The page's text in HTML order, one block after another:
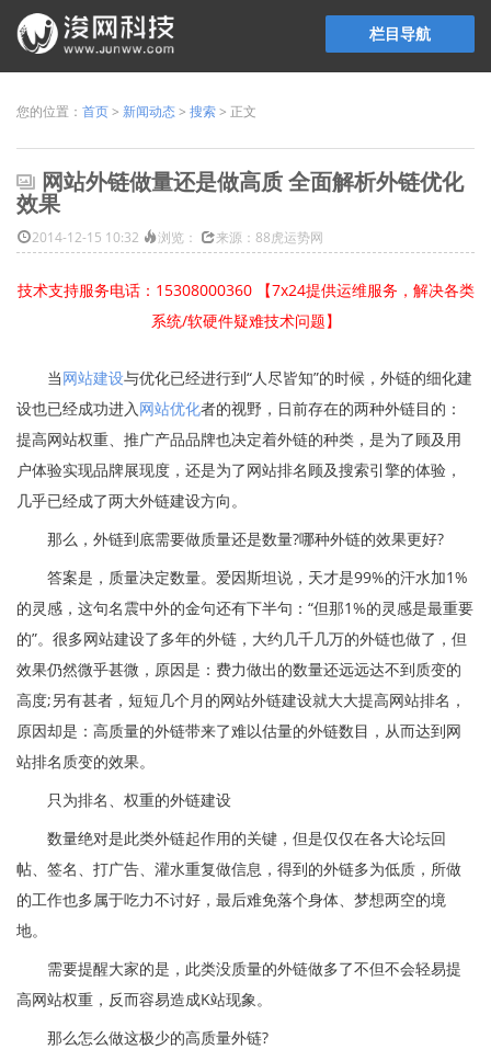
栏目导航
您的位置： 首页> 新闻动态> 搜索> 正文
网站外链做量还是做高质 全面解析外链优化
效果
2014-12-15 10:32 浏览： 来源：88虎运势网
技术支持服务电话：15308000360 【7x24提供运维服务，解决各类
系统/软硬件疑难技术问题】
当网站建设与优化已经进行到“人尽皆知”的时候，外链的细化建
设也已经成功进入网站优化者的视野，日前存在的两种外链目的：
提高网站权重、推广产品品牌也决定着外链的种类，是为了顾及用
户体验实现品牌展现度，还是为了网站排名顾及搜索引擎的体验，
几乎已经成了两大外链建设方向。
那么，外链到底需要做质量还是数量?哪种外链的效果更好?
答案是，质量决定数量。爱因斯坦说，天才是99%的汗水加1%
的灵感，这句名震中外的金句还有下半句：“但那1%的灵感是最重要
的”。很多网站建设了多年的外链，大约几千几万的外链也做了，但
效果仍然微乎甚微，原因是：费力做出的数量还远远达不到质变的
高度;另有甚者，短短几个月的网站外链建设就大大提高网站排名，
原因却是：高质量的外链带来了难以估量的外链数目，从而达到网
站排名质变的效果。
只为排名、权重的外链建设
数量绝对是此类外链起作用的关键，但是仅仅在各大论坛回
帖、签名、打广告、灌水重复做信息，得到的外链多为低质，所做
的工作也多属于吃力不讨好，最后难免落个身体、梦想两空的境
地。
需要提醒大家的是，此类没质量的外链做多了不但不会轻易提
高网站权重，反而容易造成K站现象。
那么怎么做这极少的高质量外链?